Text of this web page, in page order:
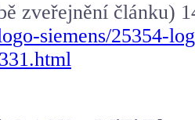
zveřejnění článku)
siemens/25354-